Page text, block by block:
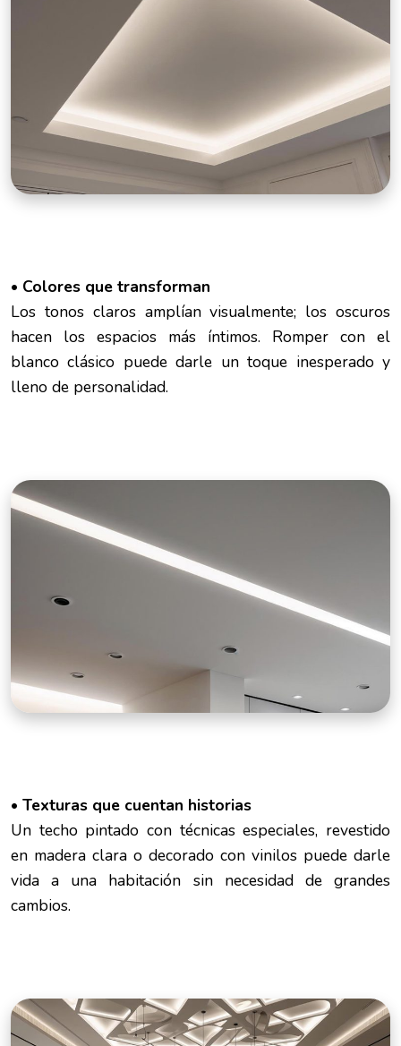
• Colores que transforman
Los tonos claros amplían visualmente; los oscuros
hacen los espacios más íntimos. Romper con el
blanco clásico puede darle un toque inesperado y
lleno de personalidad.
• Texturas que cuentan historias
Un techo pintado con técnicas especiales, revestido
en madera clara o decorado con vinilos puede darle
vida a una habitación sin necesidad de grandes
cambios.